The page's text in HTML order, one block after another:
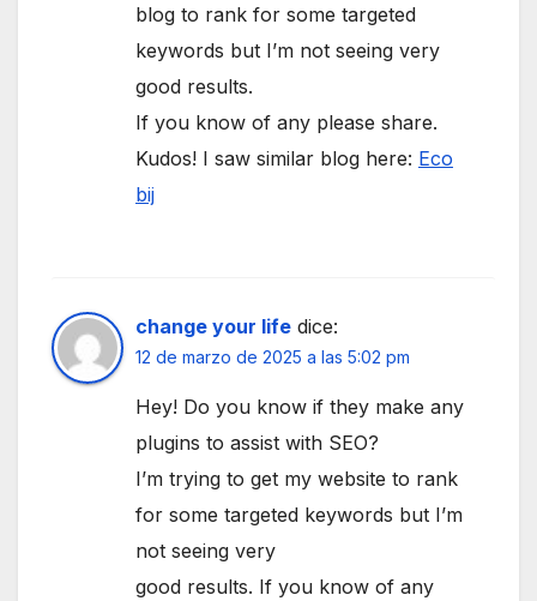
blog to rank for some targeted
keywords but I’m not seeing very
good results.
If you know of any please share.
Kudos! I saw similar blog here: Eco
bij
change your life dice:
12 de marzo de 2025 a las 5:02 pm
Hey! Do you know if they make any
plugins to assist with SEO?
I’m trying to get my website to rank
for some targeted keywords but I’m
not seeing very
good results. If you know of any